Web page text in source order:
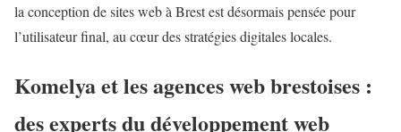
la conception de sites web à Brest est désormais pensée pour
l’utilisateur final, au cœur des stratégies digitales locales.
Komelya et les agences web brestoises :
des experts du développement web